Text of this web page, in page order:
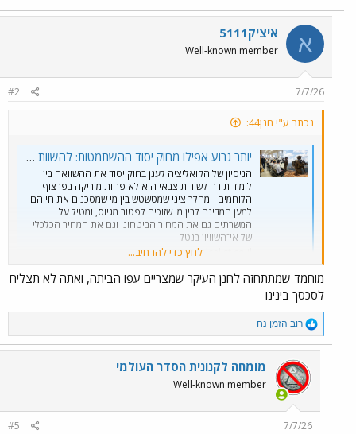
א איציק5111
Well-known member
7/7/26
#2
נכתב ע"י חנן44:
יותר גרוע אפילו מחוק יסוד ההשתמטות: להשוות בין לימוד תורה לשירות צבאי | כלכליסט
הניסיון של הקואליציה לעגן בחוק יסוד את ההשוואה בין
לימוד תורה לשירות צבאי הוא לא פחות מיריקה בפרצוף
הלוחמים - מהלך ציני שמטשטש בין מי שמסכנים את חייהם
למען המדינה לבין מי שזוכים לפטור מגיוס, ומטיל על
המשרתים גם את המחיר הביטחוני וגם את המחיר הכלכלי
של אי־השוויון בנטל
www.calcalist.co.ilלחץ כדי להרחיב...
מוחמד שמתתחזה לחנן העיקר שמצריים עפו הביתה, ואתה לא תצליח
לסכסך בינינו
R
e
a
c
t
i
n
s
רוב הזמן נח
מומחה לקנונית הסדר העולמי
Well-known member
7/7/26
#5